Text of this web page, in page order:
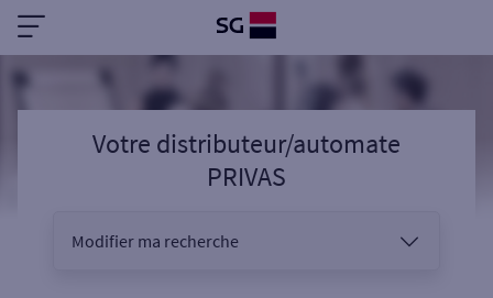
Votre distributeur/automate
PRIVAS
Modifier ma recherche